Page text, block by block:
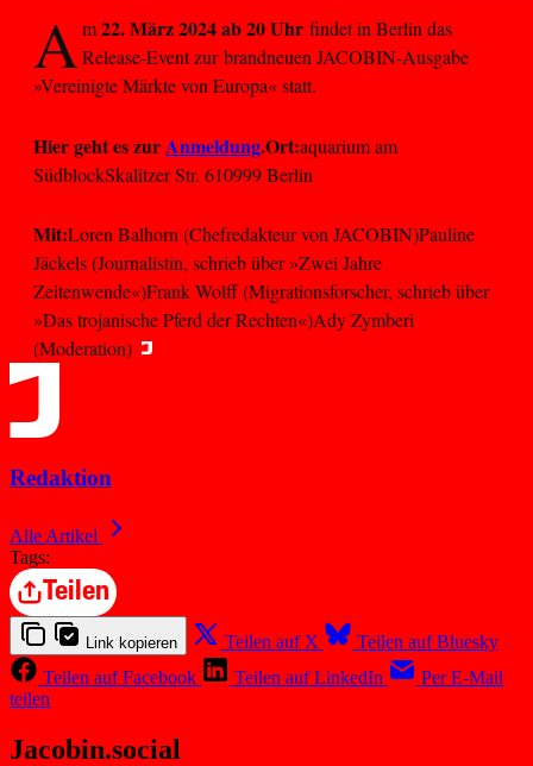
Am22. März 2024 ab 20 Uhrfindet in Berlin das
Release-Event zur brandneuen JACOBIN-Ausgabe
»Vereinigte Märkte von Europa« statt.
Hier geht es zurAnmeldung.Ort:aquarium am
SüdblockSkalitzer Str. 610999 Berlin
Mit:Loren Balhorn (Chefredakteur von JACOBIN)Pauline
Jäckels (Journalistin, schrieb über »Zwei Jahre
Zeitenwende«)Frank Wolff (Migrationsforscher, schrieb über
»Das trojanische Pferd der Rechten«)Ady Zymberi
(Moderation)
Redaktion
Alle Artikel
Tags:
Teilen
Link kopieren Teilen auf X
Teilen auf Bluesky
Teilen auf Facebook
Teilen auf LinkedIn
Per E-Mail
teilen
Jacobin.social